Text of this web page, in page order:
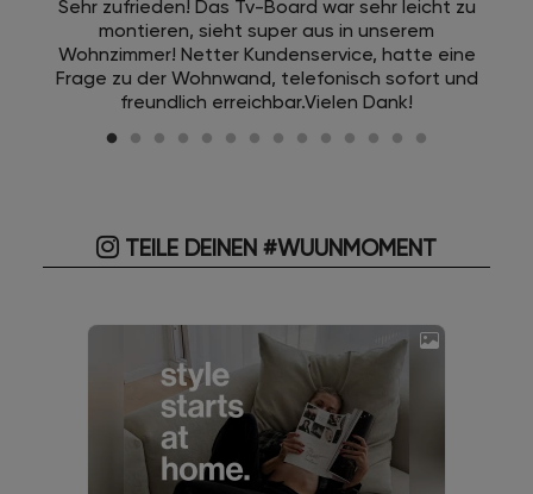
Sehr zufrieden! Das Tv-Board war sehr leicht zu
montieren, sieht super aus in unserem
Wohnzimmer! Netter Kundenservice, hatte eine
Frage zu der Wohnwand, telefonisch sofort und
freundlich erreichbar.Vielen Dank!
TEILE DEINEN #WUUNMOMENT